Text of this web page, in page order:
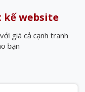
kế website
giá cả cạnh tranh
bạn